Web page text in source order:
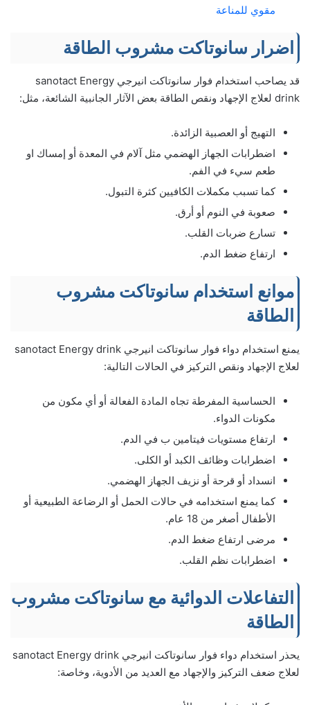
مقوي للمناعة
اضرار سانوتاكت مشروب الطاقة
قد يصاحب استخدام فوار سانوتاكت انيرجي sanotact Energy
drink لعلاج الإجهاد ونقص الطاقة بعض الآثار الجانبية الشائعة، مثل:
التهيج أو العصبية الزائدة.
اضطرابات الجهاز الهضمي مثل آلام في المعدة أو إمساك او
طعم سيء في الفم.
كما تسبب مكملات الكافيين كثرة التبول.
صعوبة في النوم أو أرق.
تسارع ضربات القلب.
ارتفاع ضغط الدم.
موانع استخدام سانوتاكت مشروب
الطاقة
يمنع استخدام دواء فوار سانوتاكت انيرجي sanotact Energy drink
لعلاج الإجهاد ونقص التركيز في الحالات التالية:
الحساسية المفرطة تجاه المادة الفعالة أو أي مكون من
مكونات الدواء.
ارتفاع مستويات فيتامين ب في الدم.
اضطرابات وظائف الكبد أو الكلى.
انسداد أو قرحة أو نزيف الجهاز الهضمي.
كما يمنع استخدامه في حالات الحمل أو الرضاعة الطبيعية أو
الأطفال أصغر من 18 عام.
مرضى ارتفاع ضغط الدم.
اضطرابات نظم القلب.
التفاعلات الدوائية مع سانوتاكت مشروب
الطاقة
يحذر استخدام دواء فوار سانوتاكت انيرجي sanotact Energy drink
لعلاج ضعف التركيز والإجهاد مع العديد من الأدوية، وخاصة: